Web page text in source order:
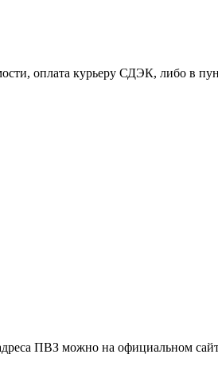
оплата курьеру СДЭК, либо в
ПВЗ можно на официальном